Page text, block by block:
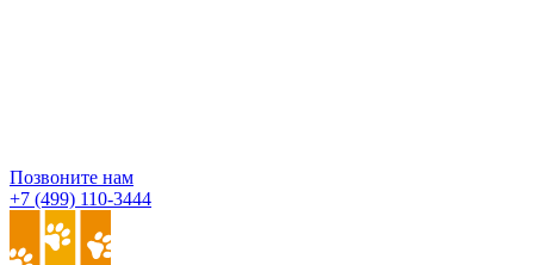
Позвоните нам
+7 (499) 110-3444